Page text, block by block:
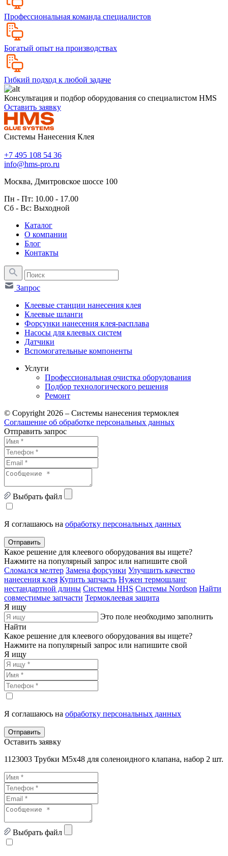
Профессиональная команда специалистов
Богатый опыт на производствах
Гибкий подход к любой задаче
Консультация и подбор оборудования со специалистом HMS
Оставить заявку
Системы Нанесения Клея
+7 495 108 54 36
info@hms-pro.ru
Москва, Дмитровское шоссе 100
Пн - Пт: 10.00 - 17.00
Сб - Вс: Выходной
Каталог
О компании
Блог
Контакты
Запрос
Клеевые станции нанесения клея
Клеевые шланги
Форсунки нанесения клея-расплава
Насосы для клеевых систем
Датчики
Вспомогательные компоненты
Услуги
Профессиональная очистка оборудования
Подбор технологического решения
Ремонт
© Copyright 2026 – Системы нанесения термоклея
Соглашение об обработке персональных данных
Отправить запрос
Выбрать файл
Я соглашаюсь на обработку персональных данных
Отправить
Какое решение для клеевого оборудования вы ищете?
Нажмите на популярный запрос или напишите свой
Сломался мелтер Замена форсунки Улучшить качество
нанесения клея Купить запчасть Нужен термошланг
нестандартной длины Системы HHS Системы Nordson Найти
совместимые запчасти Термоклеевая защита
Я ищу
Это поле необходимо заполнить
Найти
Какое решение для клеевого оборудования вы ищете?
Нажмите на популярный запрос или напишите свой
Я ищу
Я соглашаюсь на обработку персональных данных
Отправить
Оставить заявку
1123003 Трубки M5x48 для соленоидного клапана, набор 2 шт.
Выбрать файл